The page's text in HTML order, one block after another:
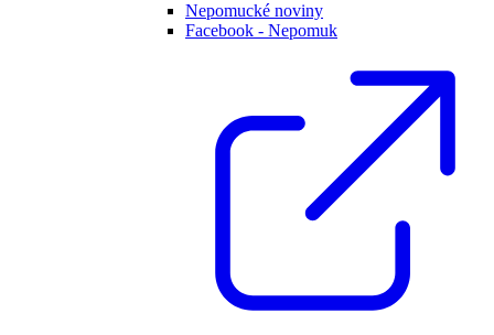
Nepomucké noviny
Facebook - Nepomuk